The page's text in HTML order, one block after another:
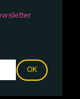
OK